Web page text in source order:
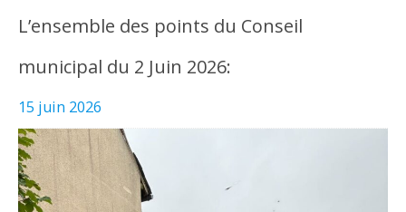
L’ensemble des points du Conseil
municipal du 2 Juin 2026:
15 juin 2026